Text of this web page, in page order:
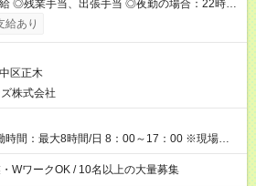
◎残業手当、出張手当 ◎夜勤の場合：22時～
◎日払い・週払い可(希望者／条件有) ＜月収例
万 入社1年：月収39万 ◎自分のぺースで
は本採用時と同じです。
給あり
区正木
株式会社
時間：最大8時間/日 8：00～17：00 ※現場によ
ほとんどなし！ ▶時間より
方が多いと思います。現場によっては午前中
WワークOK / 10名以上の大量募集